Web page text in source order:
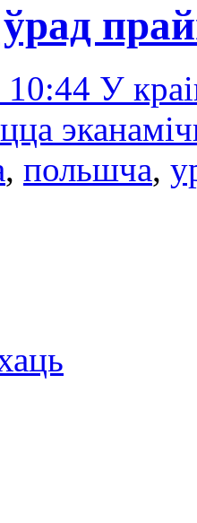
ўрад
10:44 У
, польшча,